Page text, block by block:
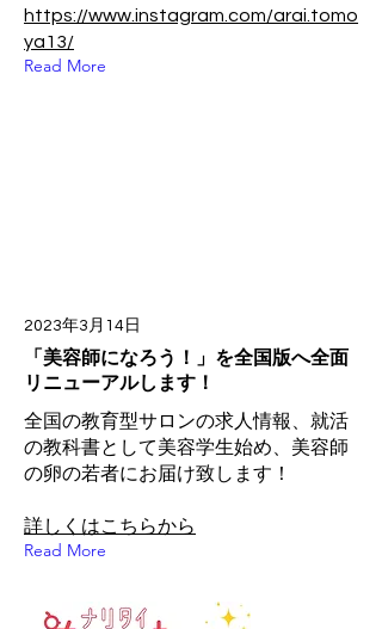
https://www.instagram.com/arai.tomo
ya13/
Read More
2023年3月14日
「美容師になろう！」を全国版へ全面
リニューアルします！
全国の教育型サロンの求人情報、就活
の教科書として美容学生始め、美容師
の卵の若者にお届け致します！
詳しくはこちらから
Read More